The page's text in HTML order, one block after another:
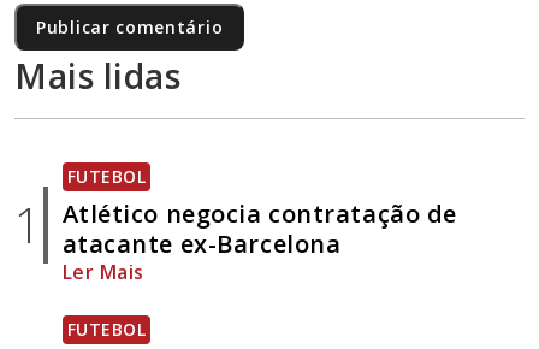
Mais lidas
1
FUTEBOL
Atlético negocia contratação de
atacante ex-Barcelona
Ler Mais
FUTEBOL